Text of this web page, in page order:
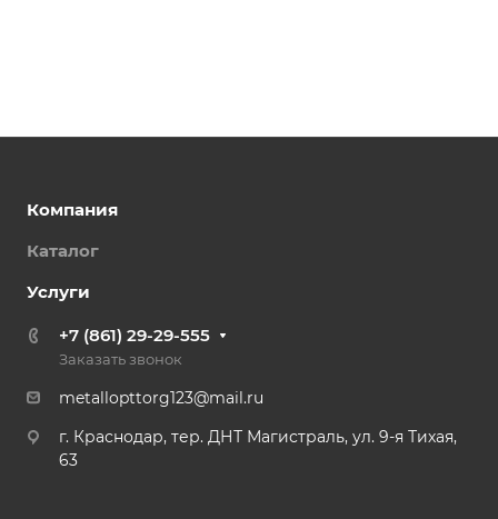
Компания
Каталог
Услуги
+7 (861) 29-29-555
Заказать звонок
metallopttorg123@mail.ru
г. Краснодар, тер. ДНТ Магистраль, ул. 9-я Тихая,
63